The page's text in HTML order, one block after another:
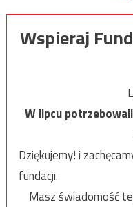
Wspieraj
W lipcu
Dziękujemy! i
fundacji.
Masz świadomość